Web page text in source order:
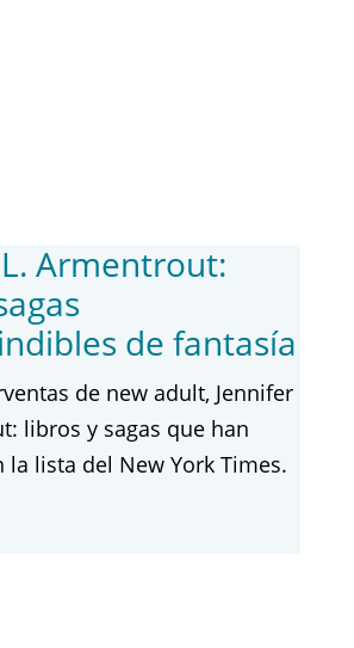
Armentrout:
de fantasía
de new adult, Jennifer
libros y sagas que han
la lista del New York Times.